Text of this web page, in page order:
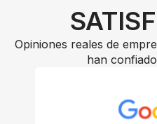
Opiniones reales de
han